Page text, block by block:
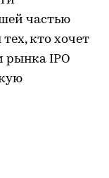
частью
кто хочет
рынка IPO